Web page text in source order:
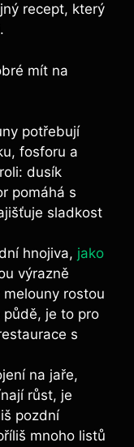
recept, který
mít na
potřebují
​fosforu a
dusík
pomáhá‌ s
sladkost
hnojiva, jako
výrazně
rostou
je to pro
s
na‌ jaře,‍
růst, je
pozdní
mnoho listů